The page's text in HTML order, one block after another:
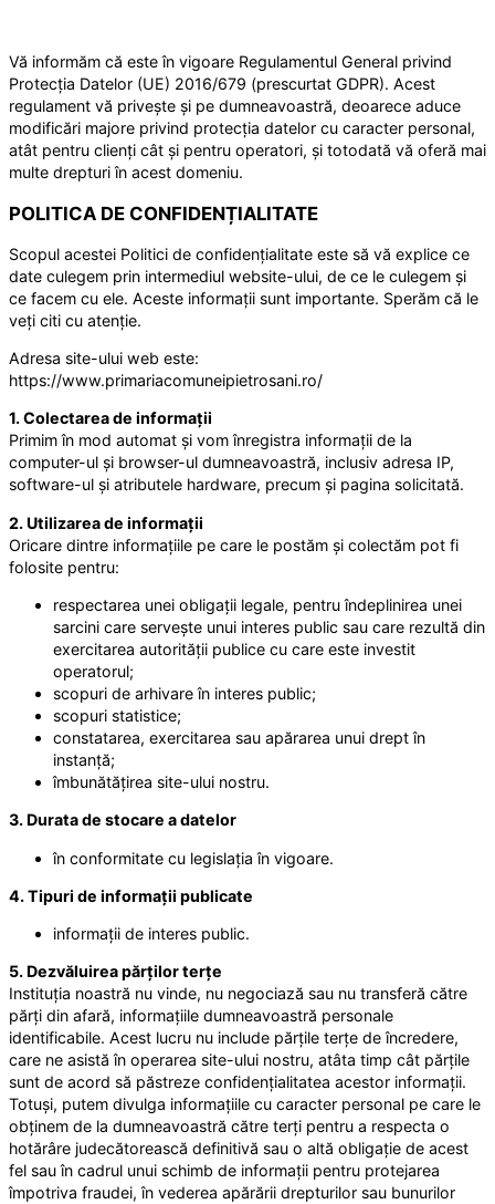
Vă informăm că este în vigoare Regulamentul General privind
Protecția Datelor (UE) 2016/679 (prescurtat GDPR). Acest
regulament vă privește și pe dumneavoastră, deoarece aduce
modificări majore privind protecția datelor cu caracter personal,
atât pentru clienți cât și pentru operatori, și totodată vă oferă mai
multe drepturi în acest domeniu.
POLITICA DE CONFIDENȚIALITATE
Scopul acestei Politici de confidențialitate este să vă explice ce
date culegem prin intermediul website-ului, de ce le culegem și
ce facem cu ele. Aceste informații sunt importante. Sperăm că le
veți citi cu atenție.
Adresa site-ului web este:
https://www.primariacomuneipietrosani.ro/
1. Colectarea de informații
Primim în mod automat și vom înregistra informații de la
computer-ul și browser-ul dumneavoastră, inclusiv adresa IP,
software-ul și atributele hardware, precum și pagina solicitată.
2. Utilizarea de informații
Oricare dintre informațiile pe care le postăm și colectăm pot fi
folosite pentru:
respectarea unei obligații legale, pentru îndeplinirea unei
sarcini care servește unui interes public sau care rezultă din
exercitarea autorității publice cu care este investit
operatorul;
scopuri de arhivare în interes public;
scopuri statistice;
constatarea, exercitarea sau apărarea unui drept în
instanță;
îmbunătățirea site-ului nostru.
3. Durata de stocare a datelor
în conformitate cu legislația în vigoare.
4. Tipuri de informații publicate
informații de interes public.
5. Dezvăluirea părților terțe
Instituția noastră nu vinde, nu negociază sau nu transferă către
părți din afară, informațiile dumneavoastră personale
identificabile. Acest lucru nu include părțile terțe de încredere,
care ne asistă în operarea site-ului nostru, atâta timp cât părțile
sunt de acord să păstreze confidențialitatea acestor informații.
Totuși, putem divulga informațiile cu caracter personal pe care le
obținem de la dumneavoastră către terți pentru a respecta o
hotărâre judecătorească definitivă sau o altă obligație de acest
fel sau în cadrul unui schimb de informații pentru protejarea
împotriva fraudei, în vederea apărării drepturilor sau bunurilor